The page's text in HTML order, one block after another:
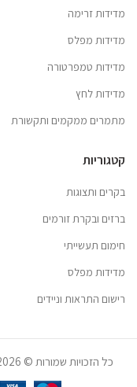
מדידות זרימה
מדידות מפלס
מדידות טמפרטורה
מדידות לחץ
מתמרים ממקמים ותקשורת
קטגוריות
בקרים ותצוגות
ברזים ובקרת זורמים
חימום תעשייתי
מדידות מפלס
רישום התראות וניידים
כל הזכויות שמורות © 2026 מדידות | האתר נבנה על ידי חברת